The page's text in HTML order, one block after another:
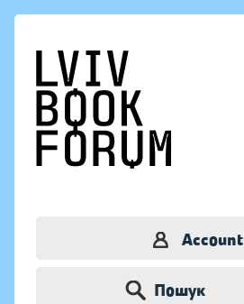
Account
Пошук